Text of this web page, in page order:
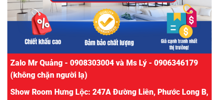
Zalo Mr Quảng - 0908303004 và Ms Lý - 0906346179
(không chặn người lạ)
Show Room Hưng Lộc: 247A Đường Liên, Phước Long B,